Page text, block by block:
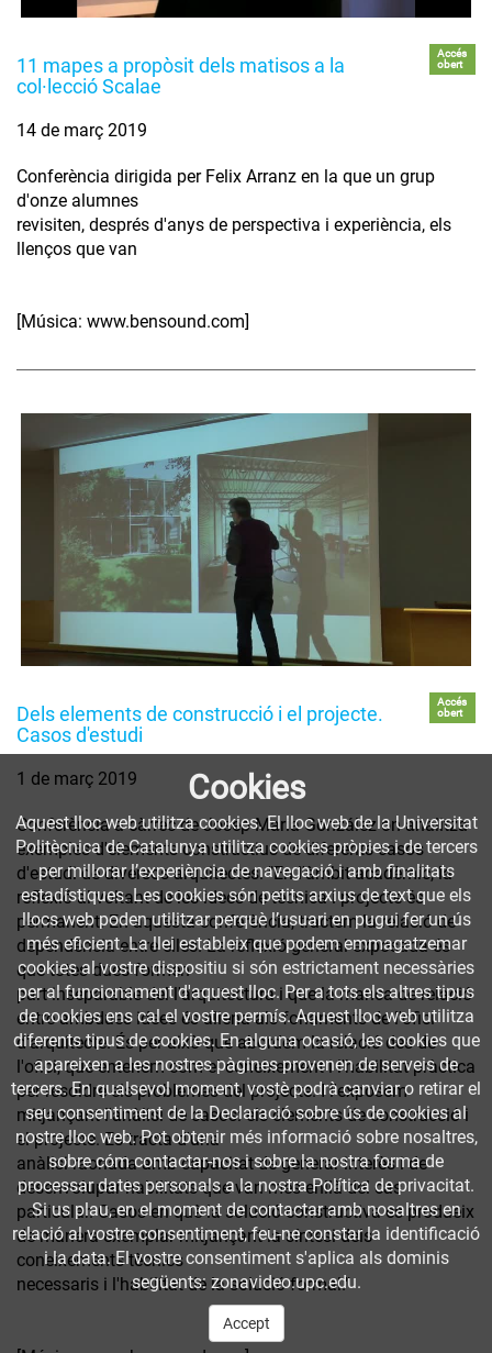
11 mapes a propòsit dels matisos a la
col·lecció Scalae
Accés
obert
14 de març 2019
Conferència dirigida per Felix Arranz en la que un grup
d'onze alumnes
revisiten, després d'anys de perspectiva i experiència, els
llenços que van
[Música: www.bensound.com]
Dels elements de construcció i el projecte.
Casos d'estudi
Accés
obert
1 de març 2019
Conferència a càrrec de Josep Maria González on analitza
exemples d'elements constructius de diferents casos
d'estudi de diversos arquitectes. "En l'àmbit acadèmic, la
reflexió al voltant de les idees de tècnica i projecte és
permanent. En aquesta conferència, tractem la relació de
dependència entre elles. La reflexió general exposada és
que totes dues formen
part inseparable del l'arquitectura i que la manca de relació
entre ambdues idees és aliena als fonaments de l'ofici
d'arquitecte. És per això que abordem la relació des de
l'ofici, que entenem com el coneixement i l'habilitat pràctica
per resoldre els problemes del projecte. I l'exposem
mitjançant l'anàlisi de casos: els elements de construcció i
el projecte. Es tracta d'una
anàlisi raonada amb capacitat de generar interès i de
desenvolupar habilitats que van més enllà del cas
particular. Casos en què la solució constructiva es produeix
de manera exemplar mitjançant la síntesi dels
coneixements tècnics
necessaris i l'habilitat de la solució formal."
Cookies
Aquest lloc web utilitza cookies. El lloc web de la Universitat
Politècnica de Catalunya utilitza cookies pròpies i de tercers
per millorar l’experiència de navegació i amb finalitats
estadístiques. Les cookies són petits arxius de text que els
llocs web poden utilitzar perquè l’usuari en pugui fer un ús
més eficient. La llei estableix que podem emmagatzemar
cookies al vostre dispositiu si són estrictament necessàries
per al funcionament d'aquest lloc. Per a tots els altres tipus
de cookies ens cal el vostre permís. Aquest lloc web utilitza
diferents tipus de cookies. En alguna ocasió, les cookies que
apareixen a les nostres pàgines provenen de serveis de
tercers. En qualsevol moment, vostè podrà canviar o retirar el
seu consentiment de la Declaració sobre ús de cookies al
nostre lloc web. Pot obtenir més informació sobre nosaltres,
sobre cóm contactar-nos i sobre la nostra forma de
processar dates personals a la nostra Política de privacitat.
Si us plau, en el moment de contactar amb nosaltres en
relació al vostre consentiment, feu-ne constar la identificació
i la data. El vostre consentiment s'aplica als dominis
següents: zonavideo.upc.edu.
Accept